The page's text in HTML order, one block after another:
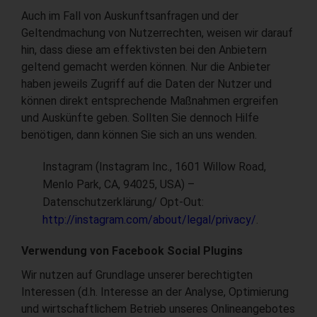
Auch im Fall von Auskunftsanfragen und der
Geltendmachung von Nutzerrechten, weisen wir darauf
hin, dass diese am effektivsten bei den Anbietern
geltend gemacht werden können. Nur die Anbieter
haben jeweils Zugriff auf die Daten der Nutzer und
können direkt entsprechende Maßnahmen ergreifen
und Auskünfte geben. Sollten Sie dennoch Hilfe
benötigen, dann können Sie sich an uns wenden.
Instagram (Instagram Inc., 1601 Willow Road,
Menlo Park, CA, 94025, USA) –
Datenschutzerklärung/ Opt-Out:
http://instagram.com/about/legal/privacy/.
Verwendung von Facebook Social Plugins
Wir nutzen auf Grundlage unserer berechtigten
Interessen (d.h. Interesse an der Analyse, Optimierung
und wirtschaftlichem Betrieb unseres Onlineangebotes